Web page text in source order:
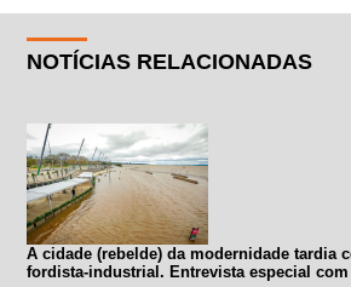
NOTÍCIAS RELACIONADAS
A cidade (rebelde) da modernidade tardia
fordista-industrial. Entrevista especial